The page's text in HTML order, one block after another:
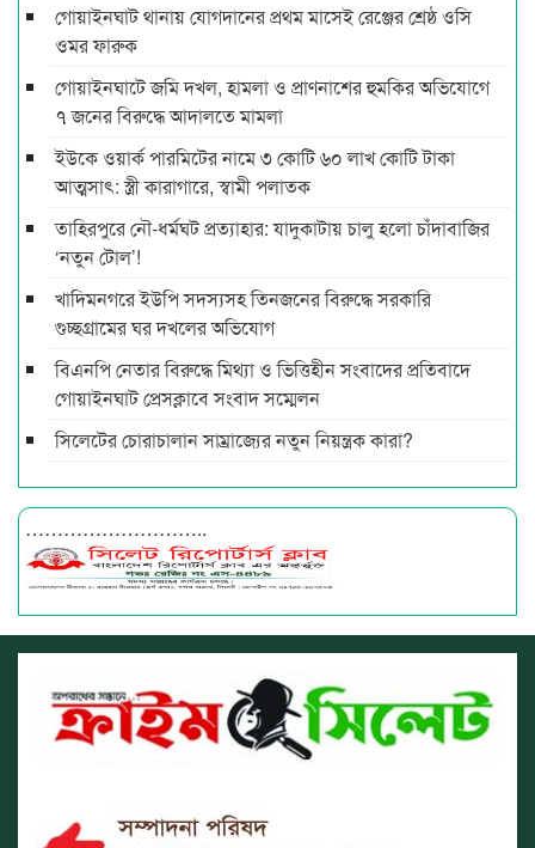
গোয়াইনঘাট থানায় যোগদানের প্রথম মাসেই রেঞ্জের শ্রেষ্ঠ ওসি
ওমর ফারুক
গোয়াইনঘাটে জমি দখল, হামলা ও প্রাণনাশের হুমকির অভিযোগে
৭ জনের বিরুদ্ধে আদালতে মামলা
ইউকে ওয়ার্ক পারমিটের নামে ৩ কোটি ৬০ লাখ কোটি টাকা
আত্মসাৎ: স্ত্রী কারাগারে, স্বামী পলাতক
তাহিরপুরে নৌ-ধর্মঘট প্রত্যাহার: যাদুকাটায় চালু হলো চাঁদাবাজির
‘নতুন টোল’!
খাদিমনগরে ইউপি সদস্যসহ তিনজনের বিরুদ্ধে সরকারি
গুচ্ছগ্রামের ঘর দখলের অভিযোগ
বিএনপি নেতার বিরুদ্ধে মিথ্যা ও ভিত্তিহীন সংবাদের প্রতিবাদে
গোয়াইনঘাট প্রেসক্লাবে সংবাদ সম্মেলন
সিলেটের চোরাচালান সাম্রাজ্যের নতুন নিয়ন্ত্রক কারা?
………………………..